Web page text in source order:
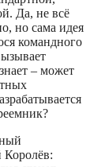
Да, не всё
но сама идея
командного
– может
Королёв: